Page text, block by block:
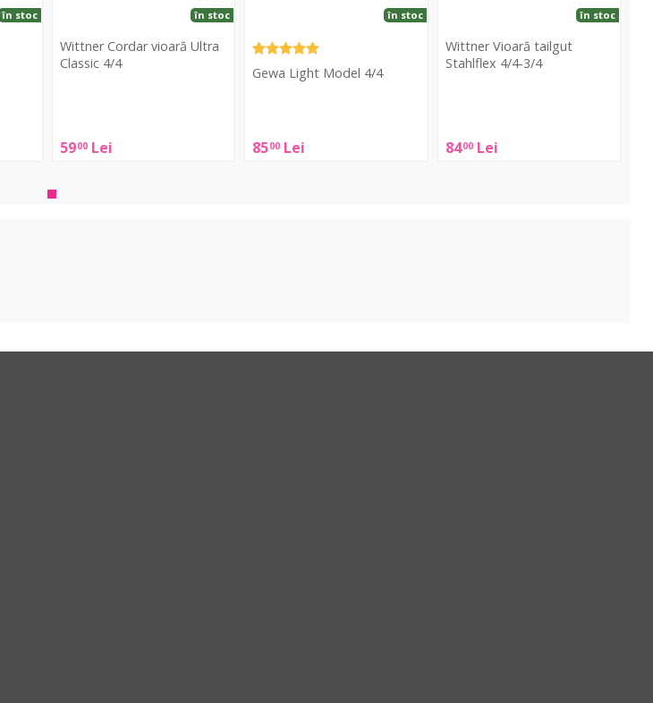
în stoc
Wittner Cordar vioară Ultra
Classic 4/4
5900 Lei
în stoc
vioară
Classic
Gewa Light Model 4/4
8500 Lei
în stoc
Model
Wittner Vioară tailgut
Stahlflex 4/4-3/4
8400 Lei
în stoc
tailgut